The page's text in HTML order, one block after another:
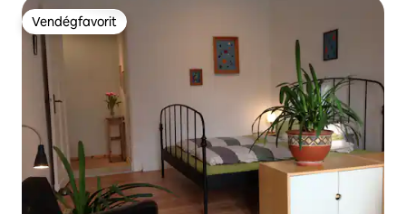
Vendégfavorit
Vendégfavorit